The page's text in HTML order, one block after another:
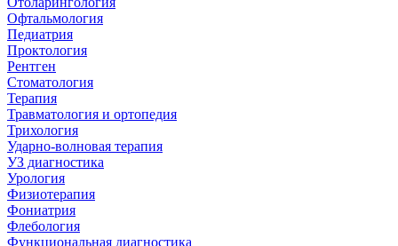
Офтальмология
Педиатрия
Проктология
Рентген
Стоматология
Терапия
Травматология и ортопедия
Трихология
Ударно-волновая терапия
УЗ диагностика
Урология
Физиотерапия
Фониатрия
Флебология
Функциональная диагностика